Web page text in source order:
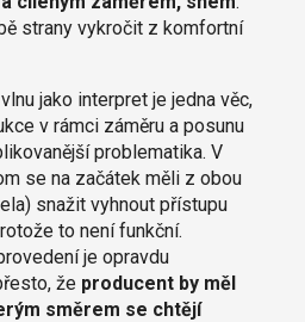
strany vykročit z komfortní
jako interpret je jedna věc,
v rámci záměru a posunu
problematika. V
se na začátek měli z obou
snažit vyhnout přístupu
to není funkční.
je opravdu
že producent by měl
směrem se chtějí